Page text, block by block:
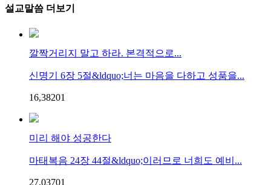
설교말씀 더보기
깔짝거리지 말고 하라. 본격적으로...
신명기 6장 5절&ldquo;너는 마음을 다하고 성품을...
16,38201
미리 해야 성공한다
마태복음 24장 44절&ldquo;이러므로 너희도 예비...
27,03701